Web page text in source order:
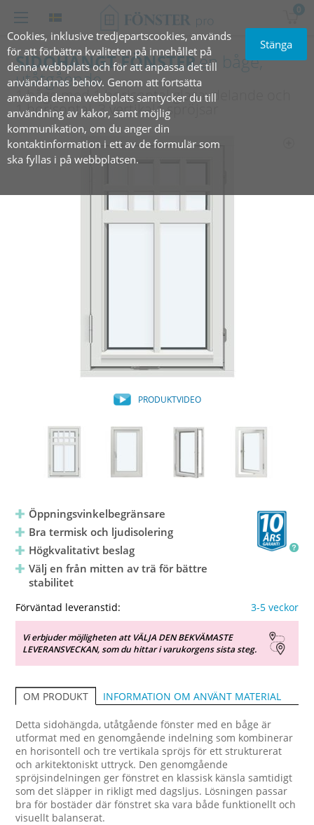
Cookies, inklusive tredjepartscookies, används
för att förbättra kvaliteten på innehållet på
denna webbplats och för att anpassa det till
användarnas behov. Genom att fortsätta
använda denna webbplats samtycker du till
användning av kakor, samt möjlig
kommunikation, om du anger din
kontaktinformation i ett av de formulär som
ska fyllas i på webbplatsen.
Stänga
0
SIDOHÄNGT FÖNSTERen båge,
utåtgående
1 båge med 1 horisontal glasavdelande och
1 horisontal, 3 vertikala spröjsar
PRODUKTVIDEO
Öppningsvinkelbegränsare
Bra termisk och ljudisolering
Högkvalitativt beslag
Välj en från mitten av trä för bättre
stabilitet
Förväntad leveranstid: 3-5 veckor
Vi erbjuder möjligheten att VÄLJA DEN BEKVÄMASTE
LEVERANSVECKAN, som du hittar i varukorgens sista steg.
OM PRODUKT INFORMATION OM ANVÄNT MATERIAL
Detta sidohängda, utåtgående fönster med en båge är
utformat med en genomgående indelning som kombinerar
en horisontell och tre vertikala spröjs för ett strukturerat
och arkitektoniskt uttryck. Den genomgående
spröjsindelningen ger fönstret en klassisk känsla samtidigt
som det släpper in rikligt med dagsljus. Lösningen passar
bra för bostäder där fönstret ska vara både funktionellt och
visuellt balanserat.